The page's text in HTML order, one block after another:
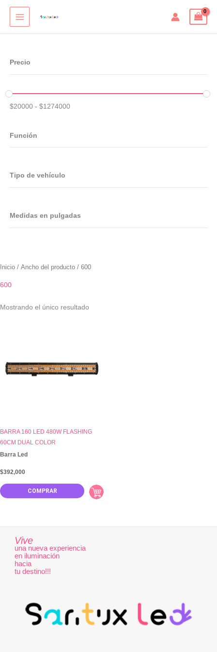
Precio
$20000 - $1274000
Función
Tipo de vehículo
Medidas en pulgadas
Inicio / Ancho del producto / 600
600
Mostrando el único resultado
Barra Led
BARRA 160 LED 480W FLASHING
60CM DUAL COLOR
COMPRAR
$392,000
Vive
una nueva experiencia
en iluminación
hacia
tu destino!!!